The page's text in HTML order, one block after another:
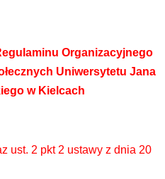
Organizacyjnego
Uniwersytetu Jana
w Kielcach
ust. 2 pkt 2 ustawy z dnia 20